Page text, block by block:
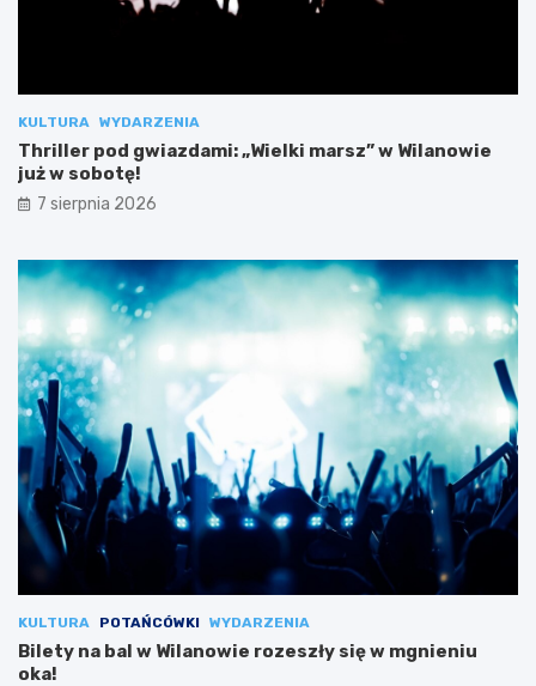
KULTURA WYDARZENIA
Thriller pod gwiazdami: „Wielki marsz” w Wilanowie
już w sobotę!
7 sierpnia 2026
KULTURA POTAŃCÓWKI WYDARZENIA
Bilety na bal w Wilanowie rozeszły się w mgnieniu
oka!